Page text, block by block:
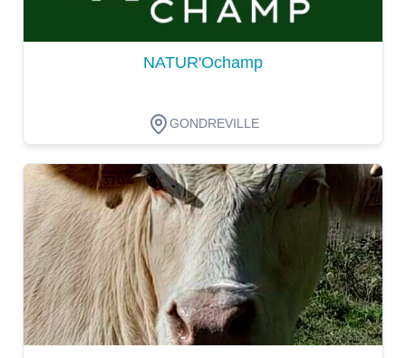
NATUR'Ochamp
GONDREVILLE
Dégustation